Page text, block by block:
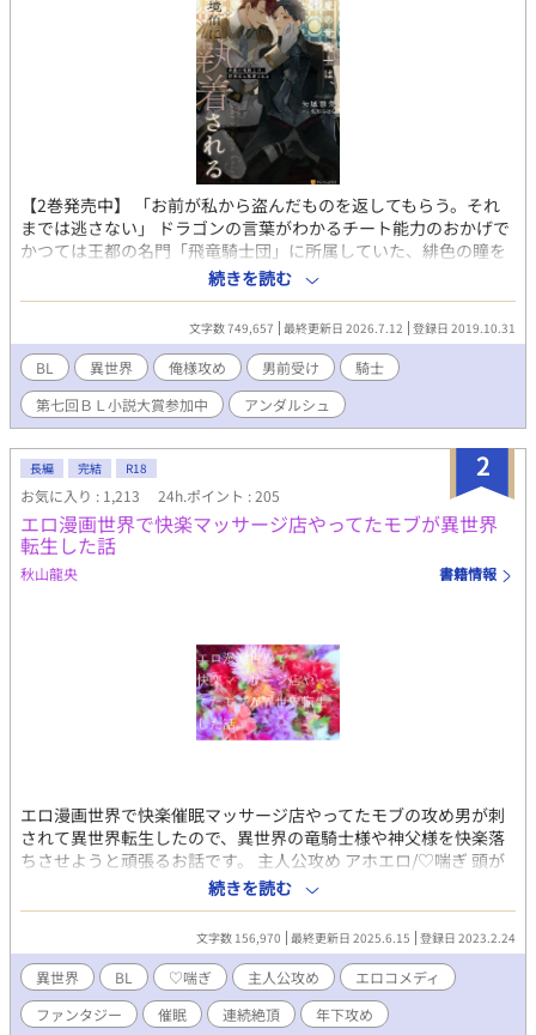
【2巻発売中】 「お前が私から盗んだものを返してもらう。それ
までは逃さない」 ドラゴンの言葉がわかるチート能力のおかげで
かつては王都の名門「飛竜騎士団」に所属していた、緋色の瞳を
持つ、半魔の騎士カイル。――彼は今、飛竜騎士団を退団し田舎
町でつつましやかに暮らしている。 ある日カイルははかつて恋人
だった美貌の貴族アルフレートと再会する。 少年時代孤児のカイ
ルを慈しんでくれたアルフレートを裏切って別れた過去を持つカ
イルは、辺境伯となった彼との再会を喜べず……。一方、氷のよ
うな目をしたアルフもカイルに冷たく告げるのだった。 「お前が
私から盗んだものを返して貰おう」と。 過去の恋人に恋着する美
貌の辺境伯と、彼から逃れたい半魔の青年の攻防。 ※時系列的に
は出会い編→別離編→１巻、2巻となります。
続きを読む
文字数 749,657 最終更新日 2026.7.12 登録日 2019.10.31
BL 異世界 俺様攻め 男前受け
騎士
第七回ＢＬ小説大賞参加中
アンダルシュ
2
長編 完結 R18
お気に入り : 1,213 24h.ポイント : 205
エロ漫画世界で快楽マッサージ店やってたモブが異世界
転生した話
秋山龍央 書籍情報
エロ漫画世界で快楽催眠マッサージ店やってたモブの攻め男が刺
されて異世界転生したので、異世界の竜騎士様や神父様を快楽落
ちさせようと頑張るお話です。 主人公攻め アホエロ/♡喘ぎ 頭が
悪いタイトルと頭が悪いあらすじからお分かりかと存じますが、
頭カラッポにして読むことをおすすめします！
続きを読む
文字数 156,970 最終更新日 2025.6.15 登録日 2023.2.24
異世界 BL ♡喘ぎ 主人公攻め
エロコメディ
ファンタジー
催眠 連続絶頂 年下攻め